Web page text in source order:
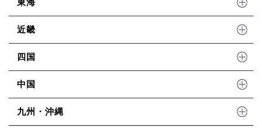
東海
近畿
四国
中国
九州・沖縄